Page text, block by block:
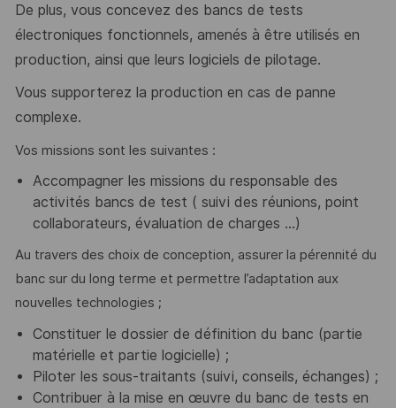
De plus, vous concevez des bancs de tests
électroniques fonctionnels, amenés à être utilisés en
production, ainsi que leurs logiciels de pilotage.
Vous supporterez la production en cas de panne
complexe.
Vos missions sont les suivantes :
Accompagner les missions du responsable des
activités bancs de test ( suivi des réunions, point
collaborateurs, évaluation de charges …)
Au travers des choix de conception, assurer la pérennité du
banc sur du long terme et permettre l’adaptation aux
nouvelles technologies ;
Constituer le dossier de définition du banc (partie
matérielle et partie logicielle) ;
Piloter les sous-traitants (suivi, conseils, échanges) ;
Contribuer à la mise en œuvre du banc de tests en